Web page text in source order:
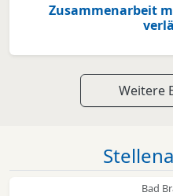
Zusammenarbeit
Weitere
Bad